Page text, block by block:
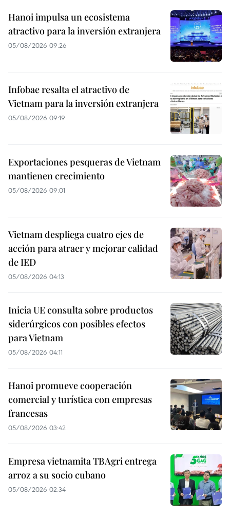
Hanoi impulsa un ecosistema
atractivo para la inversión extranjera
05/08/2026 09:26
Infobae resalta el atractivo de
Vietnam para la inversión extranjera
05/08/2026 09:19
Exportaciones pesqueras de Vietnam
mantienen crecimiento
05/08/2026 09:01
Vietnam despliega cuatro ejes de
acción para atraer y mejorar calidad
de IED
05/08/2026 04:13
Inicia UE consulta sobre productos
siderúrgicos con posibles efectos
para Vietnam
05/08/2026 04:11
Hanoi promueve cooperación
comercial y turística con empresas
francesas
05/08/2026 03:42
Empresa vietnamita TBAgri entrega
arroz a su socio cubano
05/08/2026 02:34